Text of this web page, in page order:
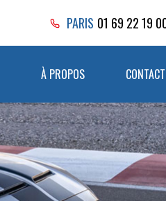
PARIS 01 69 22 19
À PROPOS CONTACT